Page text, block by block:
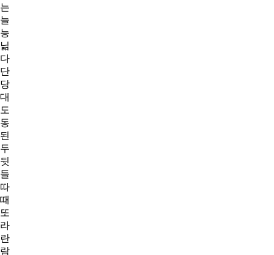
는
늘
능
닒
다
단
당
대
도
동
된
두
뒷
들
따
때
또
라
란
람